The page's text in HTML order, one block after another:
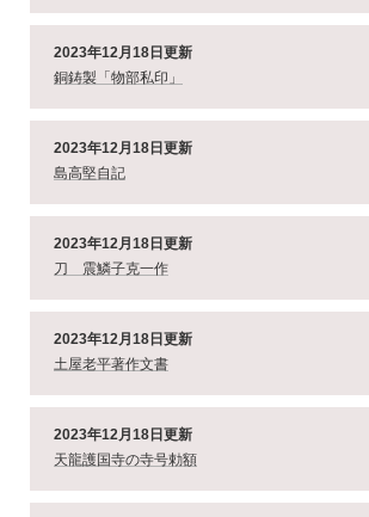
2023年12月18日更新
銅鋳製「物部私印」
2023年12月18日更新
島高堅自記
2023年12月18日更新
刀 震鱗子克一作
2023年12月18日更新
土屋老平著作文書
2023年12月18日更新
天龍護国寺の寺号勅額